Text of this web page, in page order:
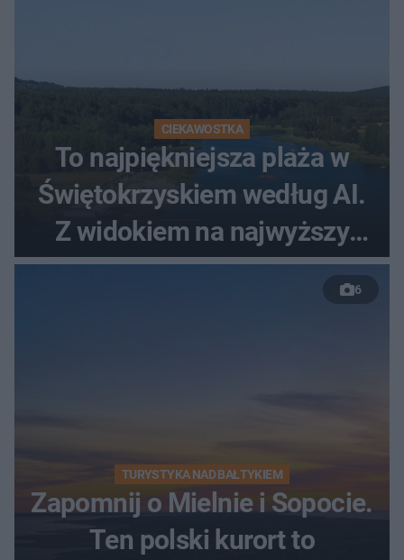
CIEKAWOSTKA
To najpiękniejsza plaża w
Świętokrzyskiem według AI.
Z widokiem na najwyższy
szczyt Gór Świętokrzyskich
6
TURYSTYKA NAD BAŁTYKIEM
Zapomnij o Mielnie i Sopocie.
Ten polski kurort to